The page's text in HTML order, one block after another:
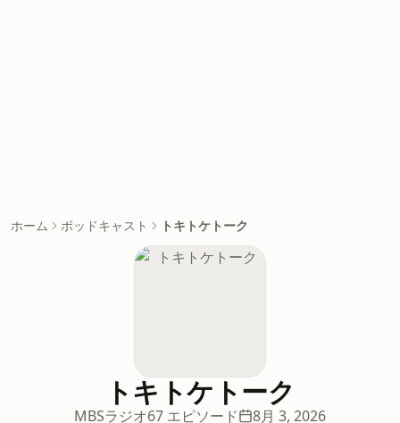
ホーム ポッドキャスト トキトケトーク
トキトケトーク
MBSラジオ67 エピソード 8月 3, 2026